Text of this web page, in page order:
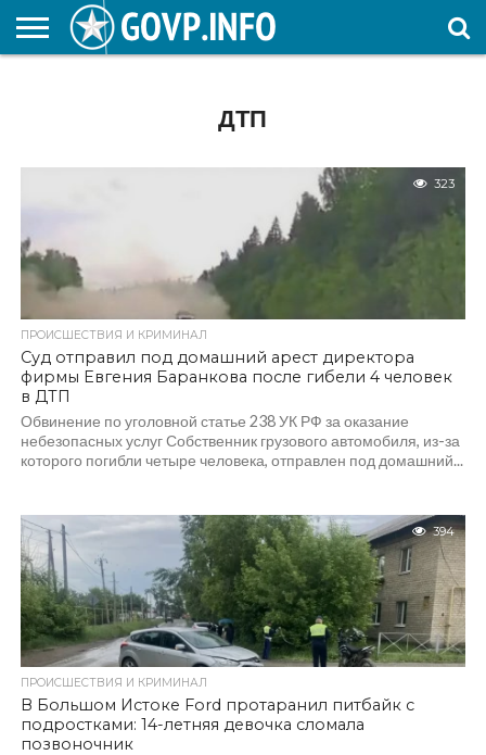
ДТП
323
ПРОИСШЕСТВИЯ И КРИМИНАЛ
Суд отправил под домашний арест директора
фирмы Евгения Баранкова после гибели 4 человек
в ДТП
Обвинение по уголовной статье 238 УК РФ за оказание
небезопасных услуг Собственник грузового автомобиля, из-за
которого погибли четыре человека, отправлен под домашний...
394
ПРОИСШЕСТВИЯ И КРИМИНАЛ
В Большом Истоке Ford протаранил питбайк с
подростками: 14-летняя девочка сломала
позвоночник